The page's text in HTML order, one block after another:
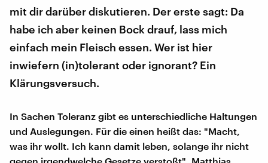
mit dir darüber diskutieren. Der erste sagt: Da
habe ich aber keinen Bock drauf, lass mich
einfach mein Fleisch essen. Wer ist hier
inwiefern (in)tolerant oder ignorant? Ein
Klärungsversuch.
In Sachen Toleranz gibt es unterschiedliche Haltungen
und Auslegungen. Für die einen heißt das: "Macht,
was ihr wollt. Ich kann damit leben, solange ihr nicht